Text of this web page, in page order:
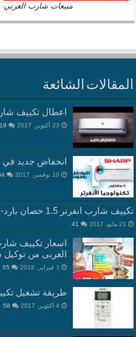
مبيعات شارب العربي
المقالات الشائعة
اعطال تكييف
23 أكتوبر، 2017
انخفاض جديد في
10 نوفمبر، 2017
تكييف شارب انفرتر 1.5 حصان بارد-ساخن
21 مايو، 2017 41
اسعار تكييف
العربى من
3 فبراير، 2018 65
طريقة تشغيل
4 أكتوبر، 2017 58